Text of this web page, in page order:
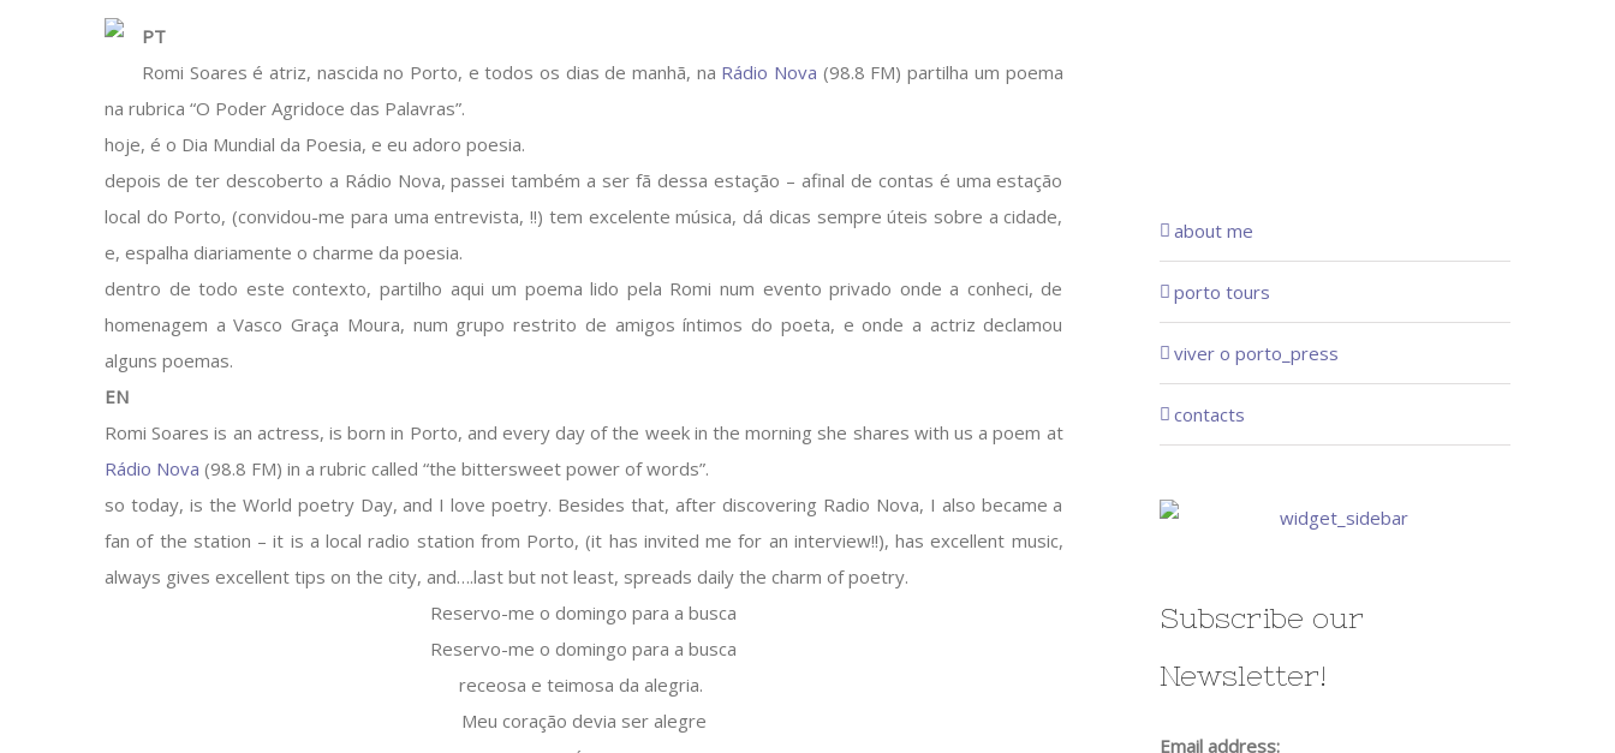
PT
Romi Soares é atriz, nascida no Porto, e todos os dias de manhã, na Rádio Nova (98.8 FM) partilha um poema
na rubrica “O Poder Agridoce das Palavras”.
hoje, é o Dia Mundial da Poesia, e eu adoro poesia.
depois de ter descoberto a Rádio Nova, passei também a ser fã dessa estação – afinal de contas é uma estação
local do Porto, (convidou-me para uma entrevista, !!) tem excelente música, dá dicas sempre úteis sobre a cidade,
e, espalha diariamente o charme da poesia.
dentro de todo este contexto, partilho aqui um poema lido pela Romi num evento privado onde a conheci, de
homenagem a Vasco Graça Moura, num grupo restrito de amigos íntimos do poeta, e onde a actriz declamou
alguns poemas.
EN
Romi Soares is an actress, is born in Porto, and every day of the week in the morning she shares with us a poem at
Rádio Nova (98.8 FM) in a rubric called “the bittersweet power of words”.
so today, is the World poetry Day, and I love poetry. Besides that, after discovering Radio Nova, I also became a
fan of the station – it is a local radio station from Porto, (it has invited me for an interview!!), has excellent music,
always gives excellent tips on the city, and….last but not least, spreads daily the charm of poetry.
Reservo-me o domingo para a busca
Reservo-me o domingo para a busca
receosa e teimosa da alegria.
Meu coração devia ser alegre
about me
porto tours
viver o porto_press
contacts
Subscribe our
Newsletter!
Email address: